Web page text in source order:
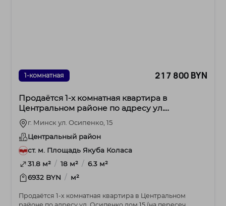
1-комнатная 217 800 BYN
Продаётся 1-х комнатная квартира в
Центральном районе по адресу ул.
Осипенко дом 15
г. Минск ул. Осипенко, 15
Центральный район
ст. м. Площадь Якуба Коласа
31.8 м² / 18 м² / 6.3 м²
6932 BYN / м²
Продаётся 1-х комнатная квартира в Центральном